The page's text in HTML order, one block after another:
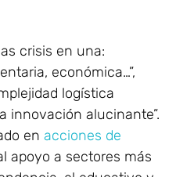
crisis en una:
económica…”,
logística
innovación alucinante”.
en acciones de
apoyo a sectores más